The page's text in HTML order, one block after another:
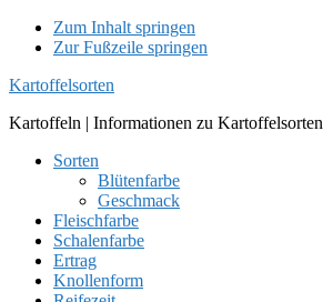
Zum Inhalt springen
Zur Fußzeile springen
Kartoffelsorten
Kartoffeln | Informationen zu Kartoffelsorten
Sorten
Blütenfarbe
Geschmack
Fleischfarbe
Schalenfarbe
Ertrag
Knollenform